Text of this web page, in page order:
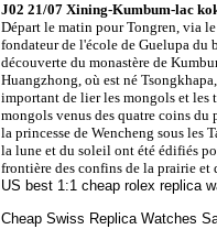
J02 21/07 Xining-Kumbum-lac
Départ le matin pour Tongren, via
fondateur de l'école de Guelupa
découverte du monastère de
Huangzhong, où est né
important de lier les mongols et les
mongols venus des quatre coins du
la princesse de Wencheng sous
la lune et du soleil ont été édifiés
frontière des confins de la prairie et
US best 1:1 cheap rolex replica
Cheap Swiss Replica Watches